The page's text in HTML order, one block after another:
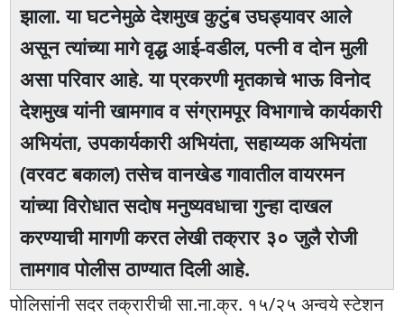
झाला. या घटनेमुळे देशमुख कुटुंब उघड्यावर आले
असून त्यांच्या मागे वृद्ध आई-वडील, पत्नी व दोन मुली
असा परिवार आहे. या प्रकरणी मृतकाचे भाऊ विनोद
देशमुख यांनी खामगाव व संग्रामपूर विभागाचे कार्यकारी
अभियंता, उपकार्यकारी अभियंता, सहाय्यक अभियंता
(वरवट बकाल) तसेच वानखेड गावातील वायरमन
यांच्या विरोधात सदोष मनुष्यवधाचा गुन्हा दाखल
करण्याची मागणी करत लेखी तक्रार ३० जुलै रोजी
तामगाव पोलीस ठाण्यात दिली आहे.
पोलिसांनी सदर तक्रारीची सा.ना.क्र. १५/२५ अन्वये स्टेशन